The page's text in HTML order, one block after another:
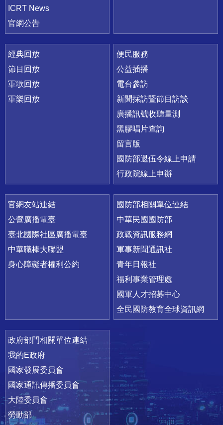
ICRT News
官網公告
經典回放
節目回放
軍歌回放
軍樂回放
便民服務
公益插播
電台參訪
新聞採訪暨節目訪談
廣播訊號收聽量測
黑膠唱片查詢
留言版
國防部退伍令線上申請
行政院線上申辦
官網友站連結
公營廣播電臺
臺北國際社區廣播電臺
中華職棒大聯盟
身心障礙者權利公約
國防部相關單位連結
中華民國國防部
政戰資訊服務網
軍事新聞通訊社
青年日報社
福利事業管理處
國軍人才招募中心
全民國防教育全球資訊網
政府部門相關單位連結
我的E政府
國家發展委員會
國家通訊傳播委員會
大陸委員會
勞動部